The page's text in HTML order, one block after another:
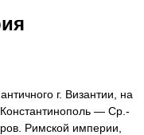
г. Византии, на
— Ср.-
Римской империи,